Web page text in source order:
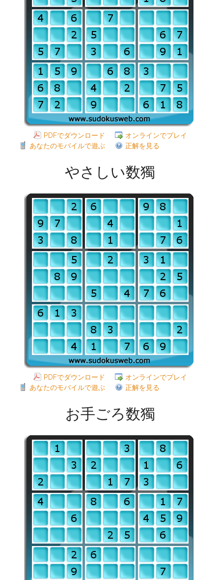
PDFでダウンロード
オンラインでプレイ
あなたのモバイルで遊ぶ
正解を見る
やさしい数獨
PDFでダウンロード
オンラインでプレイ
あなたのモバイルで遊ぶ
正解を見る
お手ごろ数獨